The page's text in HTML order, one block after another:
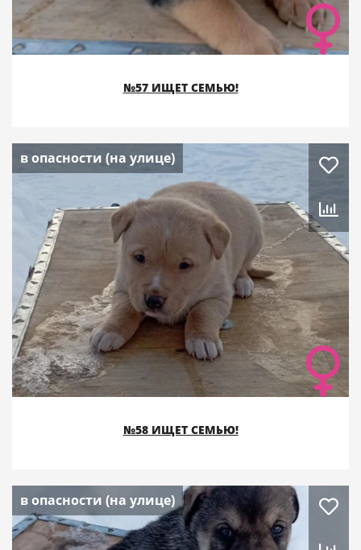
№57 ИЩЕТ СЕМЬЮ!
в опасности (на улице)
№58 ИЩЕТ СЕМЬЮ!
в опасности (на улице)